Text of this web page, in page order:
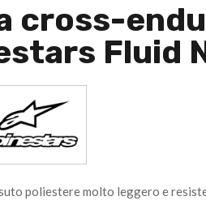
cross-
Fluid
poliestere molto leggero e